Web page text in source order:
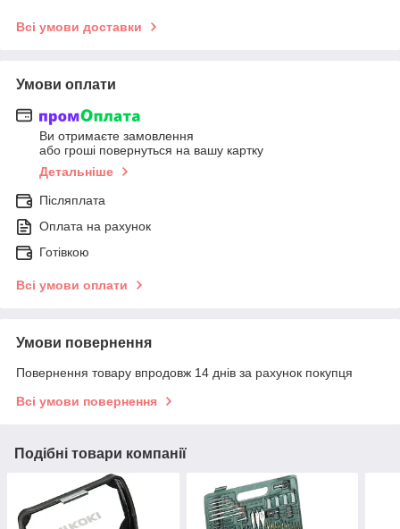
Всі умови доставки
Умови оплати
Ви отримаєте замовлення
або гроші повернуться на вашу картку
Детальніше
Післяплата
Оплата на рахунок
Готівкою
Всі умови оплати
Умови повернення
Повернення товару впродовж 14 днів за рахунок покупця
Всі умови повернення
Подібні товари компанії